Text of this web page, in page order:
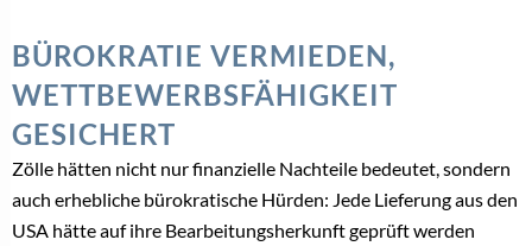
BÜROKRATIE VERMIEDEN,
WETTBEWERBSFÄHIGKEIT
GESICHERT
Zölle hätten nicht nur finanzielle Nachteile bedeutet, sondern
auch erhebliche bürokratische Hürden: Jede Lieferung aus den
USA hätte auf ihre Bearbeitungsherkunft geprüft werden